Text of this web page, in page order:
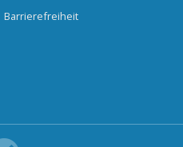
Barrierefreiheit